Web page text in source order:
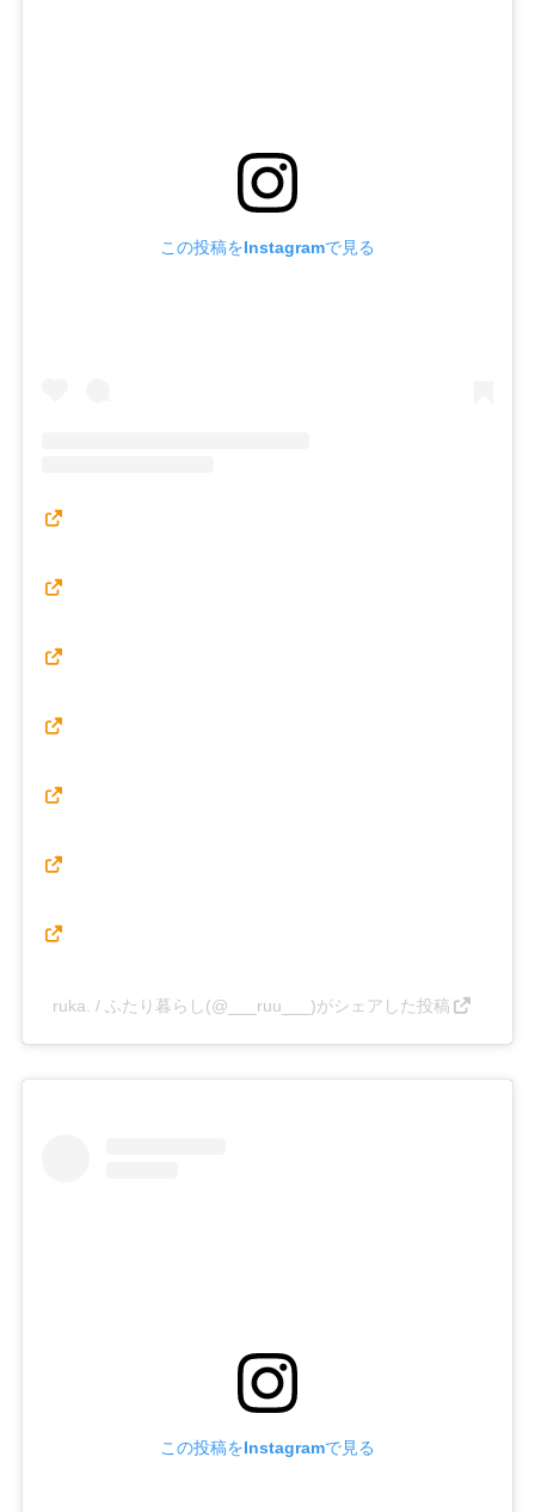
この投稿をInstagramで見る
ruka. / ふたり暮らし(@___ruu___)がシェアした投稿
この投稿をInstagramで見る